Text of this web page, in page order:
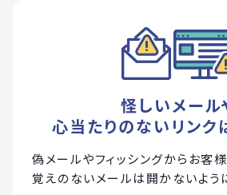
怪しいメール
心当たりのないリンク
偽メールやフィッシングからお客
覚えのないメールは開かないよう